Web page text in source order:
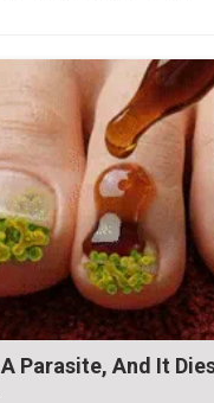
Parasite, And It